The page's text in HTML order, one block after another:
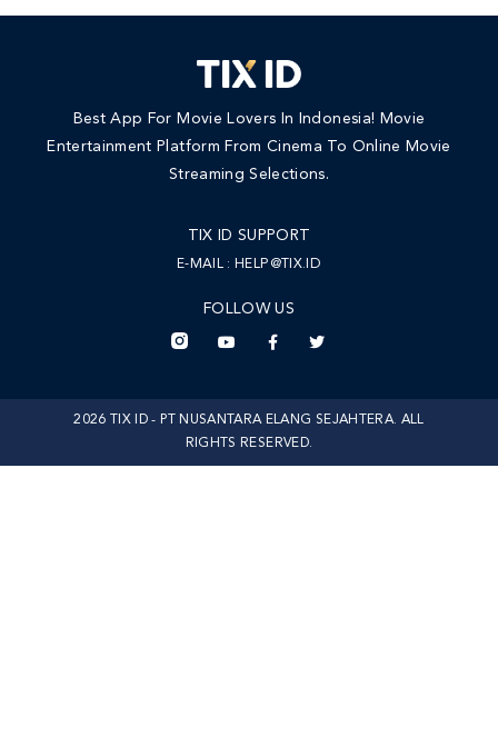
Best App For Movie Lovers In Indonesia! Movie
Entertainment Platform From Cinema To Online Movie
Streaming Selections.
TIX ID SUPPORT
E-MAIL : HELP@TIX.ID
FOLLOW US
2026 TIX ID - PT NUSANTARA ELANG SEJAHTERA. ALL
RIGHTS RESERVED.